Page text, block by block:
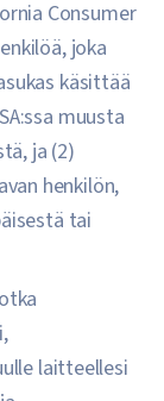
Consumer
joka
käsittää
muusta
ja (2)
henkilön,
tai
laitteellesi